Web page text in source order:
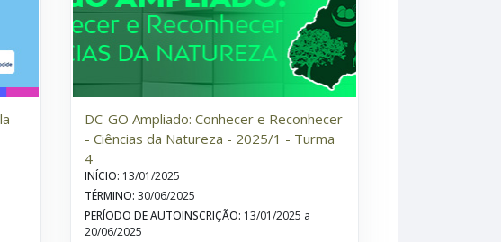
-
DC-GO Ampliado: Conhecer e Reconhecer
- Ciências da Natureza - 2025/1 - Turma
4
INÍCIO: 13/01/2025
TÉRMINO: 30/06/2025
PERÍODO DE AUTOINSCRIÇÃO: 13/01/2025 a
20/06/2025